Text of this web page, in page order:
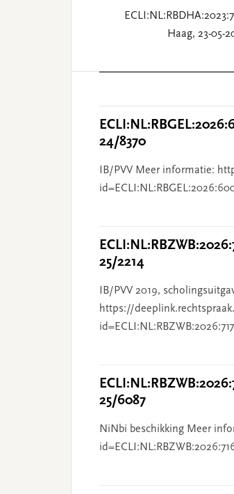
Haag, 23-05-
24/8370
IB/PVV Meer informatie:
25/2214
IB/PVV 2019,
https://
25/6087
NiNbi beschikking Meer